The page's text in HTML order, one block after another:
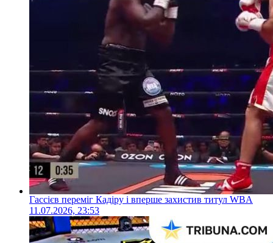
Гассієв переміг Кадіру і вперше захистив титул WBA
11.07.2026, 23:53